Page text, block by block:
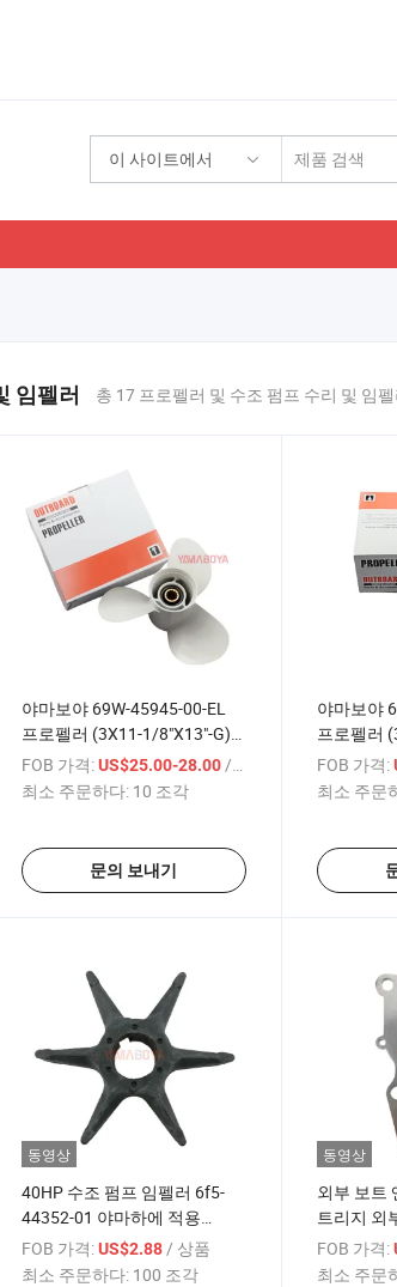
이 사이트에서
임펠러 총 17 프로펠러 및 수조 펌프 수리 및 임
야마보야 69W-45945-00-EL
프로펠러 (3X11-1/8"X13"-G)
야마하 40/48/50/55HP
F30/F40/F50/F60 외부 모터
FOB 가격: US$25.00-28.00/ 상품
최소 주문하다: 10 조각
문의 보내기
야마보야
프로펠러
야마하
F30/F40/
FOB 가격:
최소 주문
동영상
40HP 수조 펌프 임펠러 6f5-
44352-01 야마하에 적용
E40g/J 외부 모터
FOB 가격: US$2.88 / 상품
최소 주문하다: 100 조각
동영상
외부 보트
트리지 외
44323-00
Stroke 야
FOB 가격:
최소 주문